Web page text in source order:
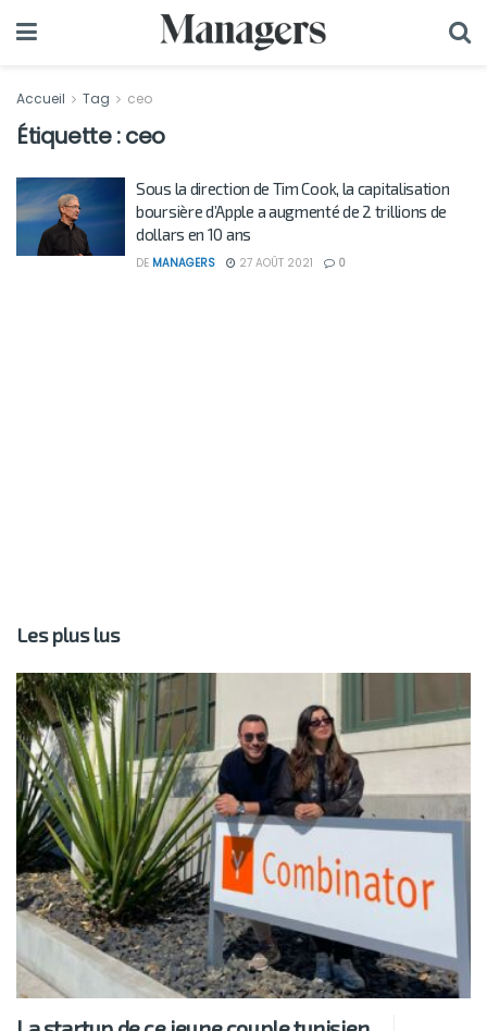
Accueil Tag ceo
Étiquette :ceo
Sous la direction de Tim Cook, la capitalisation
boursière d’Apple a augmenté de 2 trillions de
dollars en 10 ans
DE MANAGERS 27 AOÛT 2021 0
Les plus lus